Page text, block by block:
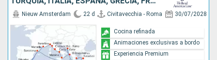
Nieuw Amsterdam 22 d Civitavecchia - Roma 30/07/2028
Cocina refinada
Animaciones exclusivas a bordo
Experiencia Premium